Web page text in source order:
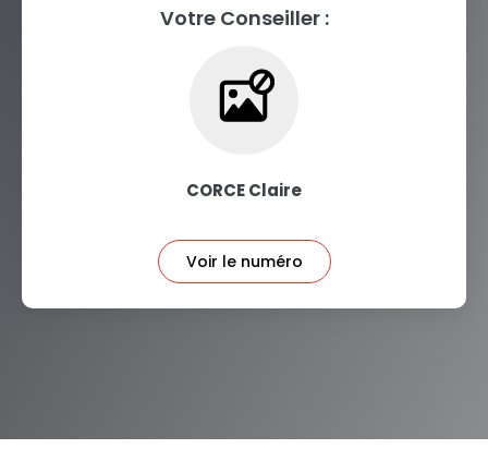
Votre Conseiller :
CORCE Claire
Voir le numéro